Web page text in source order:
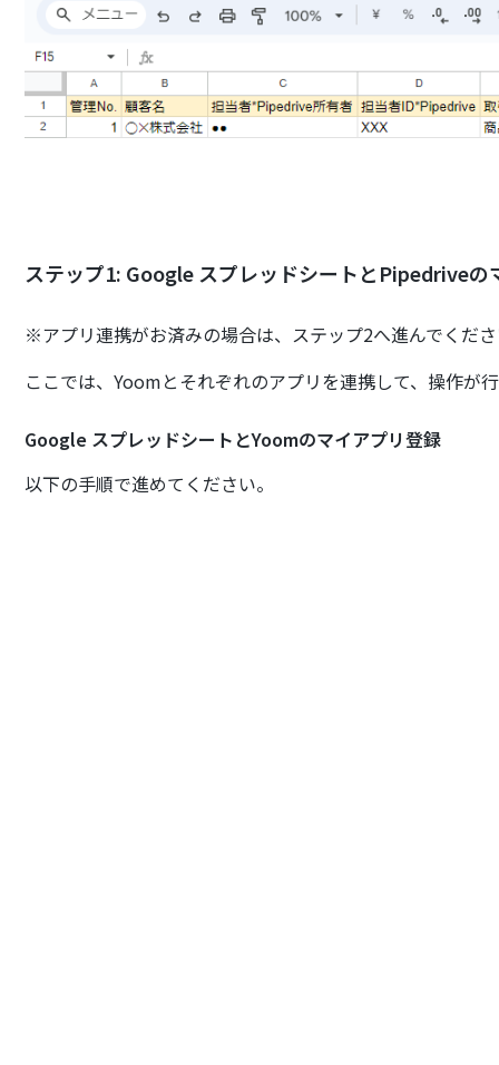
ステップ1: Google スプレッドシートとPipedriveの
※アプリ連携がお済みの場合は、ステップ2へ進んでくだ
ここでは、Yoomとそれぞれのアプリを連携して、操作が
Google スプレッドシートとYoomのマイアプリ登録
以下の手順で進めてください。